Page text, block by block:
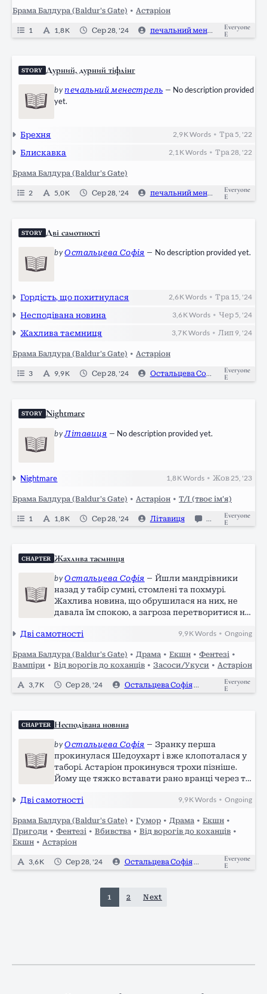
Брама Балдура (Baldur's Gate) • Астаріон
1 1,8 K Сер 28, '24 печальний менестрель
Everyone
E
STORY Дурний, дурний тіфлінг
byпечальний менестрель — No description provided
yet.
Брехня 2,9 KWords •Тра 5, '22
Блискавка 2,1 KWords •Тра 28, '22
Брама Балдура (Baldur's Gate)
2 5,0 K Сер 28, '24 печальний менестрель
Everyone
E
STORY Дві самотності
byОстальцева Софія — No description provided yet.
Гордість, що похитнулася 2,6 KWords •Тра 15, '24
Несподівана новина 3,6 KWords •Чер 5, '24
Жахлива таємниця 3,7 KWords •Лип 9, '24
Брама Балдура (Baldur's Gate) • Астаріон
3 9,9 K Сер 28, '24 Остальцева Софія 0
Everyone
E
STORY Nightmare
byЛітавиця — No description provided yet.
Nightmare 1,8 KWords •Жов 25, '23
Брама Балдура (Baldur's Gate) • Астаріон • Т/І (твоє ім'я)
1 1,8 K Сер 28, '24 Літавиця Ongoing
Everyone
E
CHAPTER Жахлива таємниця
byОстальцева Софія — Йшли мандрівники
назад у табір сумні, стомлені та похмурі.
Жахлива новина, що обрушилася на них, не
давала їм спокою, а загроза перетворитися на
дамоклевим мечем. До них приєднався ще
Вілл. Темношкірий…
Дві самотності 9,9 KWords •Ongoing
Брама Балдура (Baldur's Gate) • Драма • Екшн • Фентезі •
Вампіри • Від ворогів до коханців • Засоси/Укуси • Астаріон
3,7 K Сер 28, '24 Остальцева Софія
Everyone
E
CHAPTER Несподівана новина
byОстальцева Софія — Зранку перша
прокинулася Шедоухарт і вже клопоталася у
таборі. Астаріон прокинувся трохи пізніше.
Йому ще тяжко вставати рано вранці через те,
не спішила прокидатися. До її намету зайшла
Дві самотності 9,9 KWords •Ongoing
Брама Балдура (Baldur's Gate) • Гумор • Драма • Екшн •
Пригоди • Фентезі • Вбивства • Від ворогів до коханців •
Екшн • Астаріон
3,6 K Сер 28, '24 Остальцева Софія
Everyone
E
1 2 Next